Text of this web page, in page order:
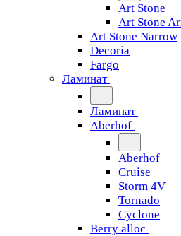
Art Stone
Art Stone
Art Stone Narrow
Decoria
Fargo
Ламинат
Ламинат
Aberhof
Aberhof
Cruise
Storm 4V
Tornado
Сyclone
Berry alloc